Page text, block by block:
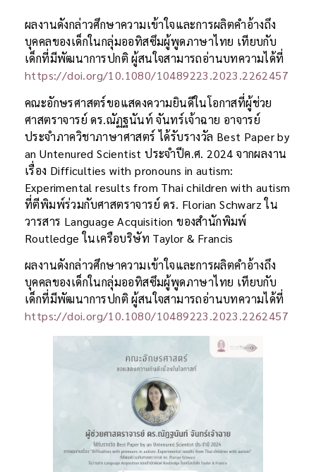
ผลงานดังกล่าวศึกษาความเข้าใจและการผลิตคำอ้างถึง
บุคคลของเด็กในกลุ่มออทิสซึมผู้พูดภาษาไทย เทียบกับ
เด็กที่มีพัฒนาการปกติ ผู้สนใจสามารถอ่านบทความได้ที่
https://doi.org/10.1080/10489223.2023.2262457
คณะอักษรศาสตร์ขอแสดงความยินดีในโอกาสที่ผู้ช่วย
ศาสตราจารย์ ดร.ณัฏฐนันท์ จันทร์เจ้าฉาย อาจารย์
ประจำภาควิชาภาษาศาสตร์ ได้รับรางวัล Best Paper by
an Untenured Scientist ประจำปีค.ศ. 2024 จากผลงาน
เรื่อง Difficulties with pronouns in autism:
Experimental results from Thai children with autism
ที่ตีพิมพ์ร่วมกับศาสตราจารย์ ดร. Florian Schwarz ใน
วารสาร Language Acquisition ของสำนักพิมพ์
Routledge ในเครือบริษัท Taylor & Francis
ผลงานดังกล่าวศึกษาความเข้าใจและการผลิตคำอ้างถึง
บุคคลของเด็กในกลุ่มออทิสซึมผู้พูดภาษาไทย เทียบกับ
เด็กที่มีพัฒนาการปกติ ผู้สนใจสามารถอ่านบทความได้ที่
https://doi.org/10.1080/10489223.2023.2262457